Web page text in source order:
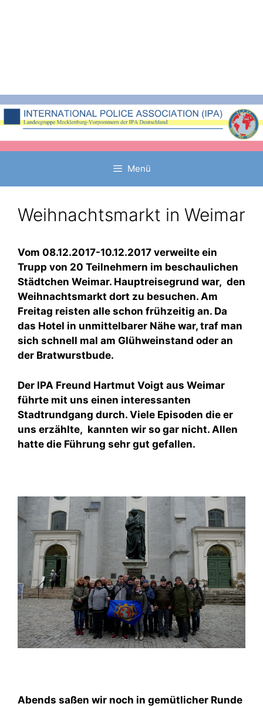
Menü
Weihnachtsmarkt in Weimar
Vom 08.12.2017-10.12.2017 verweilte ein
Trupp von 20 Teilnehmern im beschaulichen
Städtchen Weimar. Hauptreisegrund war, den
Weihnachtsmarkt dort zu besuchen. Am
Freitag reisten alle schon frühzeitig an. Da
das Hotel in unmittelbarer Nähe war, traf man
sich schnell mal am Glühweinstand oder an
der Bratwurstbude.
Der IPA Freund Hartmut Voigt aus Weimar
führte mit uns einen interessanten
Stadtrundgang durch. Viele Episoden die er
uns erzählte, kannten wir so gar nicht. Allen
hatte die Führung sehr gut gefallen.
Abends saßen wir noch in gemütlicher Runde